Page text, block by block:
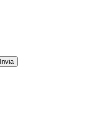
Invia